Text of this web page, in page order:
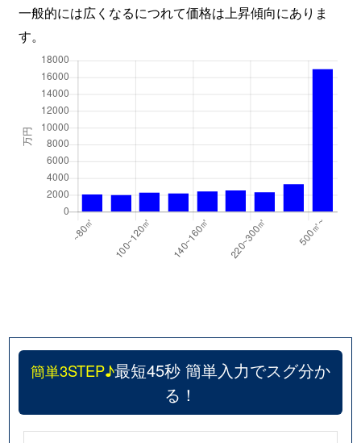
一般的には広くなるにつれて価格は上昇傾向にありま
す。
簡単3STEP♪最短45秒 簡単入力でスグ分か
る！